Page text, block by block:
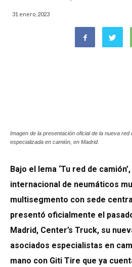
31 enero, 2023
Imagen de la presentación oficial de la nueva red
especializada en camión, en Madrid.
Bajo el lema ‘Tu red de camión’,
internacional de neumáticos
multisegmento con sede
presentó oficialmente el
Madrid, Center’s Truck, su
asociados especialistas en
mano con Giti Tire que ya